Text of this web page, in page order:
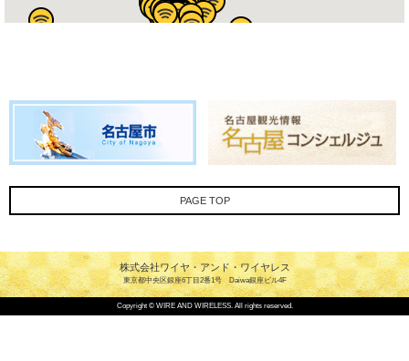
PAGE TOP
株式会社ワイヤ・アンド・ワイヤレス
東京都中央区銀座6丁目2番1号 Daiwa銀座ビル4F
Copyright © WIRE AND WIRELESS. All rights reserved.